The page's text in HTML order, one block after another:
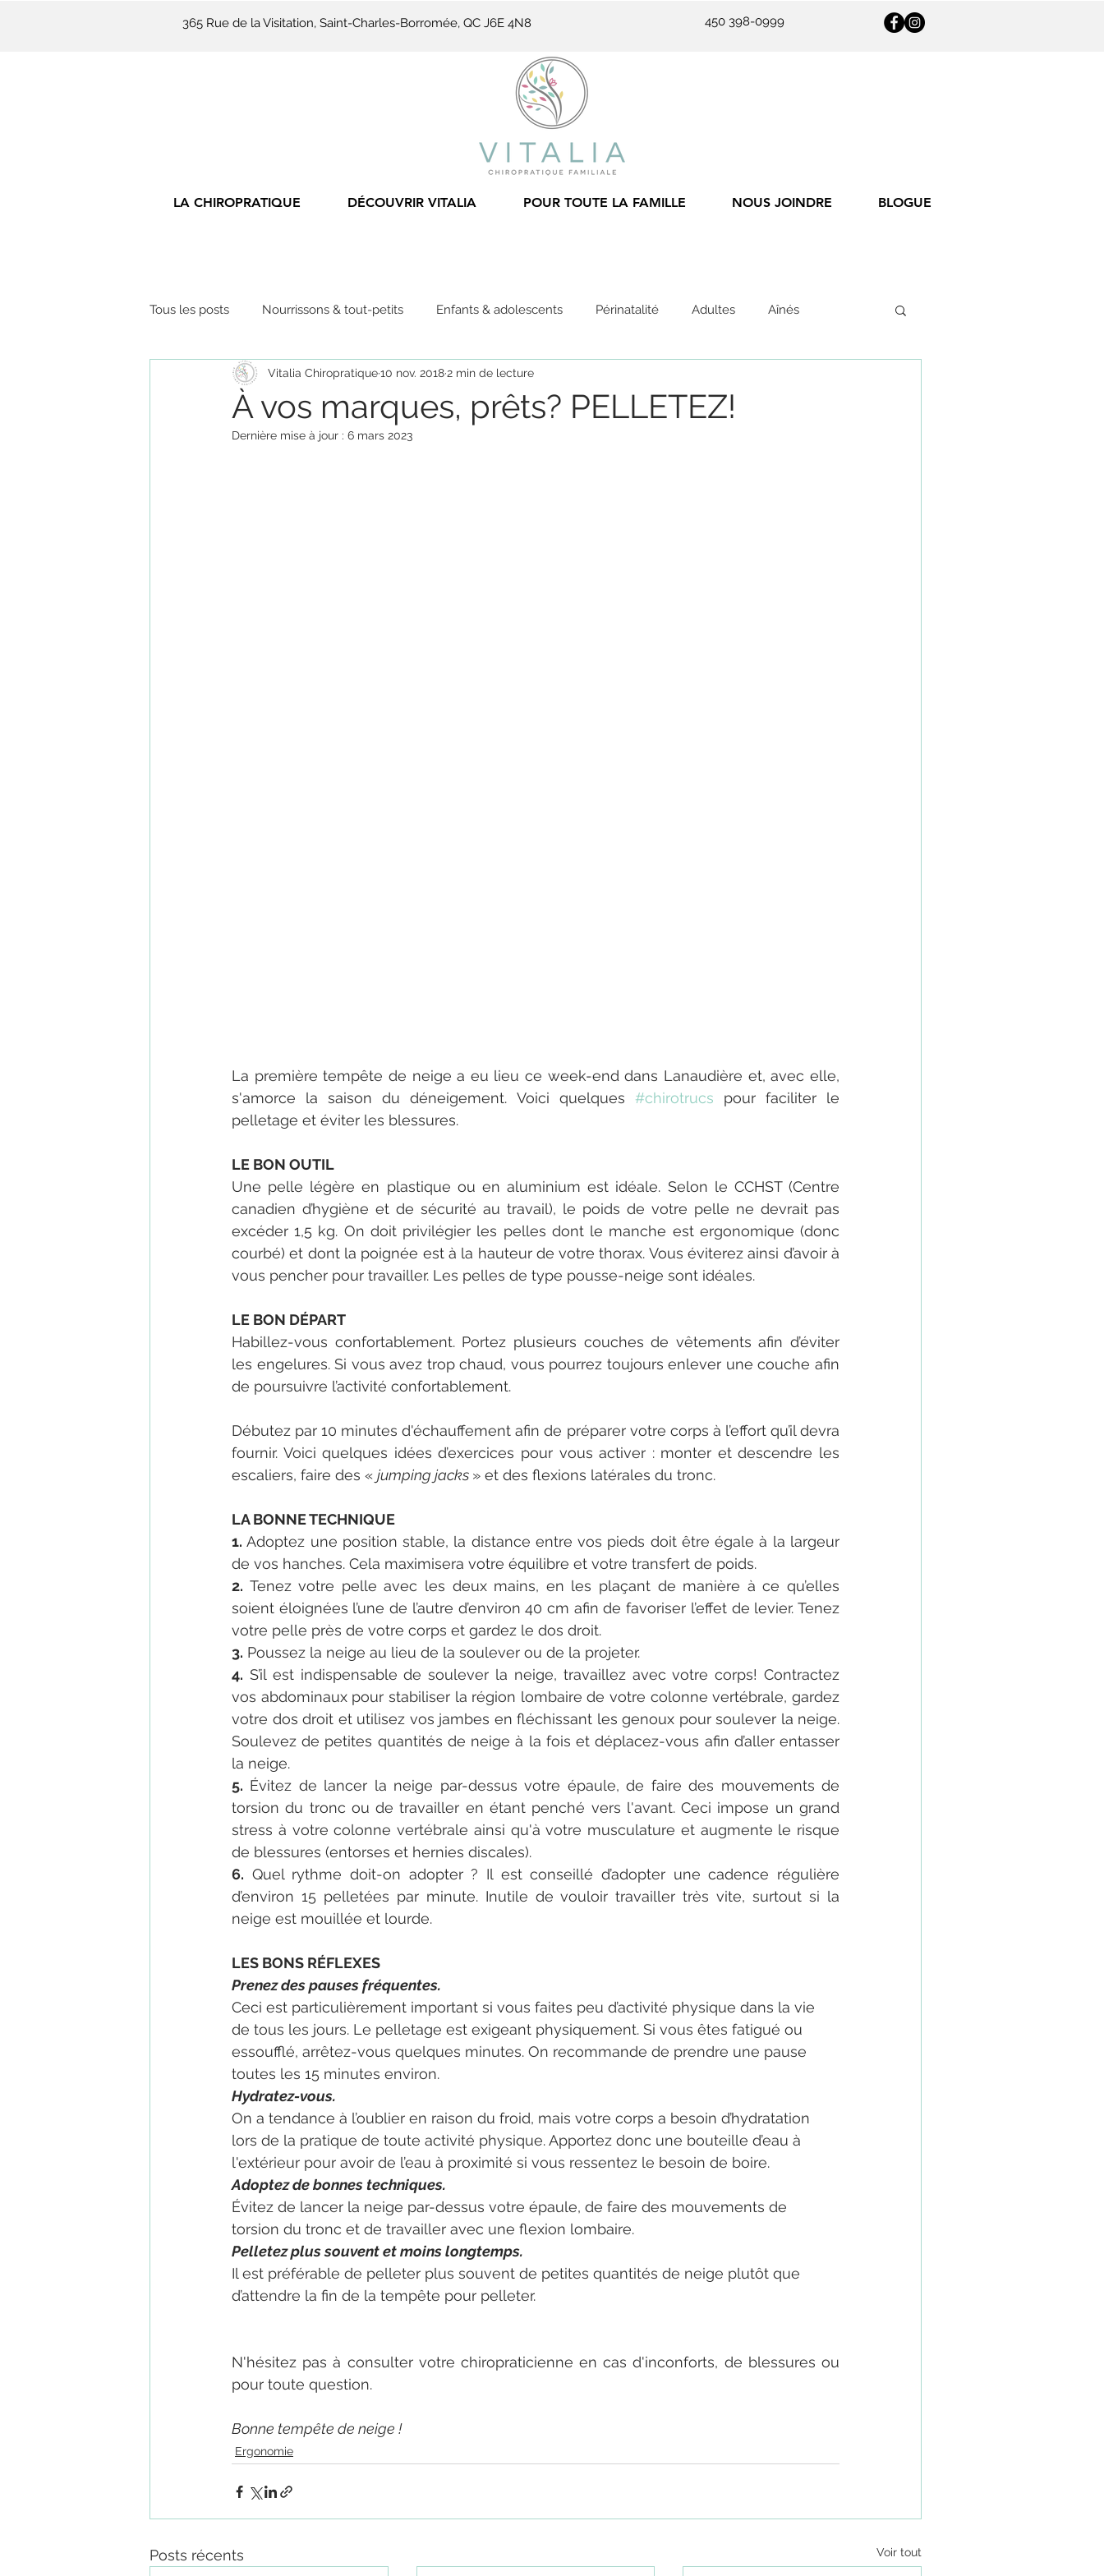
365 Rue de la Visitation, Saint-Charles-Borromée, QC J6E 4N8 450 398-0999
LA CHIROPRATIQUE DÉCOUVRIR VITALIA POUR TOUTE LA FAMILLE NOUS JOINDRE BLOGUE
Tous les posts Nourrissons & tout-petits Enfants & adolescents Périnatalité Adultes Aînés
Ergonomie Activité physique Chiropratique Vivre en famille
À vos marques, prêts? PELLETEZ!
Vitalia Chiropratique10 nov. 20182 min de lecture
Dernière mise à jour : 6 mars 2023
La première tempête de neige a eu lieu ce week-end dans Lanaudière et, avec elle,
s'amorce la saison du déneigement. Voici quelques #chirotrucs pour faciliter le
pelletage et éviter les blessures.
LE BON OUTIL
Une pelle légère en plastique ou en aluminium est idéale. Selon le CCHST (Centre
canadien d’hygiène et de sécurité au travail), le poids de votre pelle ne devrait pas
excéder 1,5 kg. On doit privilégier les pelles dont le manche est ergonomique (donc
courbé) et dont la poignée est à la hauteur de votre thorax. Vous éviterez ainsi d’avoir à
vous pencher pour travailler. Les pelles de type pousse-neige sont idéales.
LE BON DÉPART
Habillez-vous confortablement. Portez plusieurs couches de vêtements afin d’éviter
les engelures. Si vous avez trop chaud, vous pourrez toujours enlever une couche afin
de poursuivre l’activité confortablement.
Débutez par 10 minutes d'échauffement afin de préparer votre corps à l’effort qu’il devra
fournir. Voici quelques idées d’exercices pour vous activer : monter et descendre les
escaliers, faire des « jumping jacks » et des flexions latérales du tronc.
LA BONNE TECHNIQUE
1. Adoptez une position stable, la distance entre vos pieds doit être égale à la largeur
de vos hanches. Cela maximisera votre équilibre et votre transfert de poids.
2. Tenez votre pelle avec les deux mains, en les plaçant de manière à ce qu’elles
soient éloignées l’une de l’autre d’environ 40 cm afin de favoriser l’effet de levier. Tenez
votre pelle près de votre corps et gardez le dos droit.
3. Poussez la neige au lieu de la soulever ou de la projeter.
4. S’il est indispensable de soulever la neige, travaillez avec votre corps! Contractez
vos abdominaux pour stabiliser la région lombaire de votre colonne vertébrale, gardez
votre dos droit et utilisez vos jambes en fléchissant les genoux pour soulever la neige.
Soulevez de petites quantités de neige à la fois et déplacez-vous afin d’aller entasser
la neige.
5. Évitez de lancer la neige par-dessus votre épaule, de faire des mouvements de
torsion du tronc ou de travailler en étant penché vers l'avant. Ceci impose un grand
stress à votre colonne vertébrale ainsi qu'à votre musculature et augmente le risque
de blessures (entorses et hernies discales).
6. Quel rythme doit-on adopter ? Il est conseillé d’adopter une cadence régulière
d’environ 15 pelletées par minute. Inutile de vouloir travailler très vite, surtout si la
neige est mouillée et lourde.
LES BONS RÉFLEXES
Prenez des pauses fréquentes.
Ceci est particulièrement important si vous faites peu d’activité physique dans la vie
de tous les jours. Le pelletage est exigeant physiquement. Si vous êtes fatigué ou
essoufflé, arrêtez-vous quelques minutes. On recommande de prendre une pause
toutes les 15 minutes environ.
Hydratez-vous.
On a tendance à l’oublier en raison du froid, mais votre corps a besoin d’hydratation
lors de la pratique de toute activité physique. Apportez donc une bouteille d’eau à
l'extérieur pour avoir de l’eau à proximité si vous ressentez le besoin de boire.
Adoptez de bonnes techniques.
Évitez de lancer la neige par-dessus votre épaule, de faire des mouvements de
torsion du tronc et de travailler avec une flexion lombaire.
Pelletez plus souvent et moins longtemps.
Il est préférable de pelleter plus souvent de petites quantités de neige plutôt que
d’attendre la fin de la tempête pour pelleter.
N'hésitez pas à consulter votre chiropraticienne en cas d'inconforts, de blessures ou
pour toute question.
Bonne tempête de neige !
Ergonomie
Posts récents Voir tout